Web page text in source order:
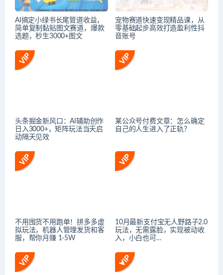
AI搞定小绿书长尾管道收益，
简单复制黏贴图文赛道，爆款
选题，秒生3000+图文
宠物赛道快速变现精品课，从
零基础起步高效打造盈利性抖
音账号
头条掘金新风口：AI辅助创作
日入3000+，矩阵玩法当天启
动隔天见效
某公众号付费文章：怎么确定
自己的人生进入了正轨？
不用囤货不用跑单！拼多多虚
拟玩法，机器人管理发货和客
服，帮你月赚 1-5W
10月最新支付宝无人野路子2.0
玩法，无需露脸，实现被动收
入，小白也可…